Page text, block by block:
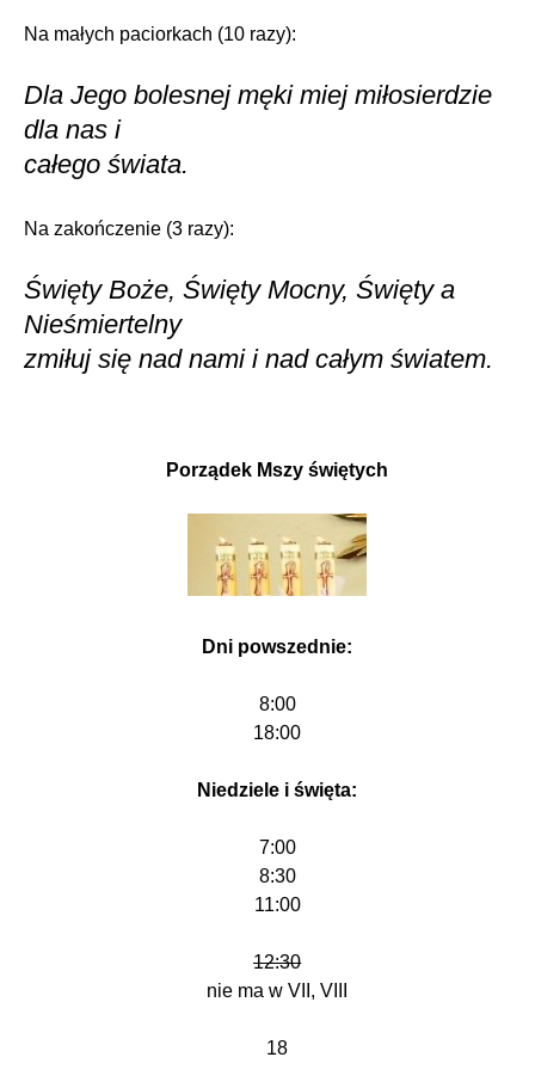
Na małych paciorkach (10 razy):
Dla Jego bolesnej męki miej miłosierdzie
dla nas i
całego świata.
Na zakończenie (3 razy):
Święty Boże, Święty Mocny, Święty a
Nieśmiertelny
zmiłuj się nad nami i nad całym światem.
Porządek Mszy świętych
Dni powszednie:
8:00
18:00
Niedziele i święta:
7:00
8:30
11:00
12:30
nie ma w VII, VIII
18